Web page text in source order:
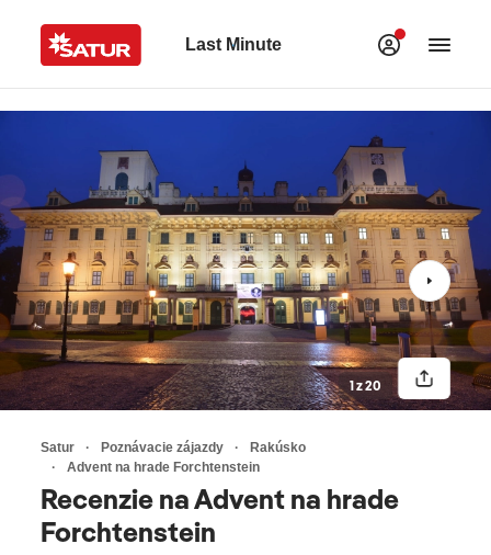
Last Minute
Satur Poznávacie zájazdy
Rakúsko
Advent na hrade Forchtenstein
Recenzie na Advent na hrade
Forchtenstein
1 z 20